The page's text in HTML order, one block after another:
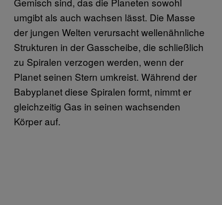
umgibt als auch wachsen lässt. Die Masse
der jungen Welten verursacht wellenähnliche
Strukturen in der Gasscheibe, die schließlich
zu Spiralen verzogen werden, wenn der
Planet seinen Stern umkreist. Während der
Babyplanet diese Spiralen formt, nimmt er
gleichzeitig Gas in seinen wachsenden
Körper auf.